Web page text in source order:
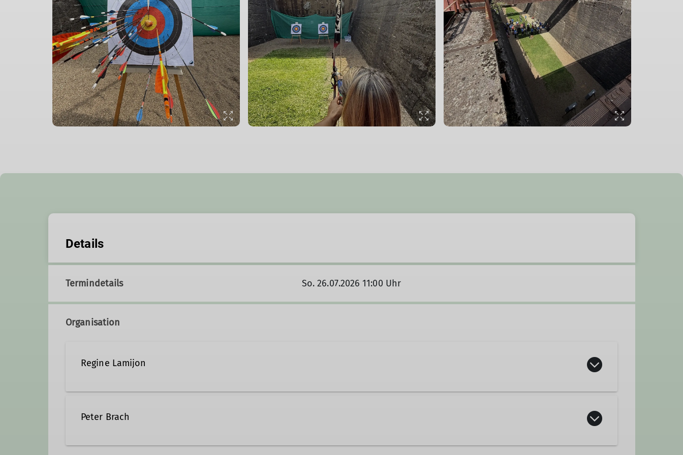
Details
Termindetails So. 26.07.2026 11:00 Uhr
Organisation
Regine Lamijon
Ämter
Peter Brach